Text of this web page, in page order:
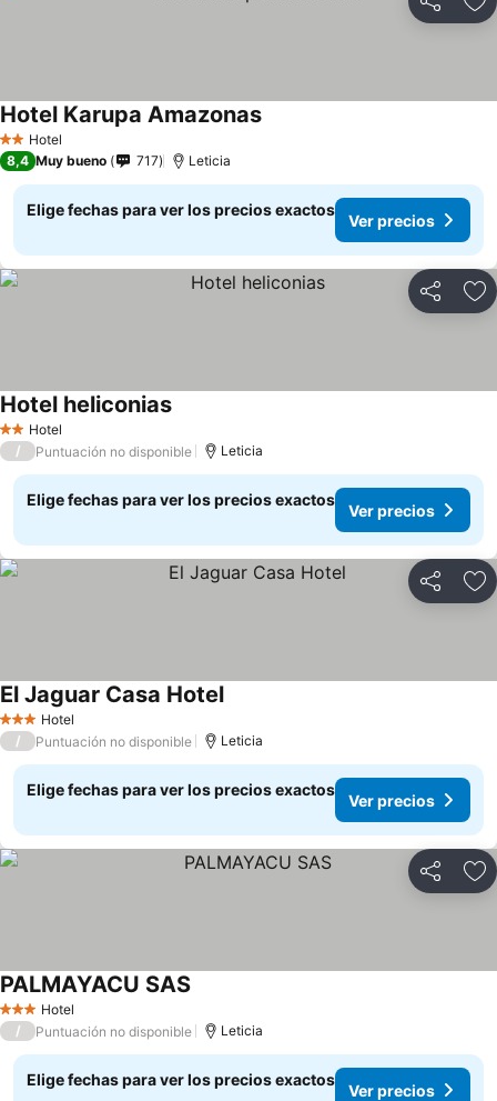
Compartir
2 Estrellas
Hotel
Hotel Karupa Amazonas
8,4 Muy bueno 717 Leticia
Elige fechas para ver los precios exactos
Ver precios
Compartir
2 Estrellas
Hotel
Hotel heliconias
/ Puntuación no disponible Leticia
Elige fechas para ver los precios exactos
Ver precios
Compartir
3 Estrellas
Hotel
El Jaguar Casa Hotel
/ Puntuación no disponible Leticia
Elige fechas para ver los precios exactos
Ver precios
Compartir
3 Estrellas
Hotel
PALMAYACU SAS
/ Puntuación no disponible Leticia
Elige fechas para ver los precios exactos
Ver precios